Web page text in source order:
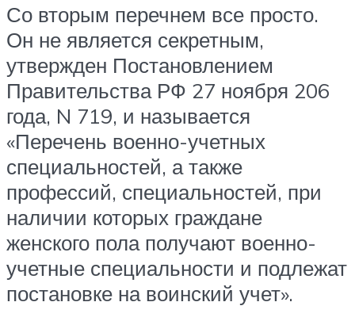
Со вторым перечнем все просто.
Он не является секретным,
утвержден Постановлением
Правительства РФ 27 ноября 206
года, N 719, и называется
«Перечень военно-учетных
специальностей, а также
профессий, специальностей, при
наличии которых граждане
женского пола получают военно-
учетные специальности и подлежат
постановке на воинский учет».